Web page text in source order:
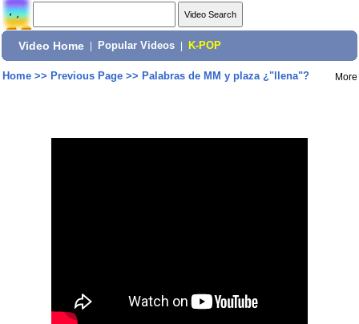
Video Home Popular Videos K-POP
Home>> Previous Page>> Palabras de MM y plaza ¿"llena"? More